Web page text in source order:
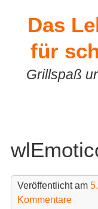
contentDas
für
Grillspaß
Veröffentlicht am
Kommentare